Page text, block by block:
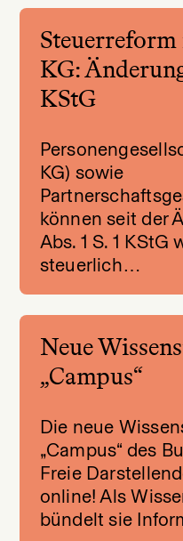
KG:
KStG
KG) sowie
können seit der
Abs. 1 S. 1 KStG
steuerlich…
Neue
„Campus“
Die neue
„Campus“ des
Freie
online! Als
bündelt sie